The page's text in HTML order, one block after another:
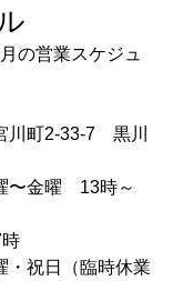
の営業スケジュ
町2-33-7　黒川
〜金曜　13時～
・祝日（臨時休業